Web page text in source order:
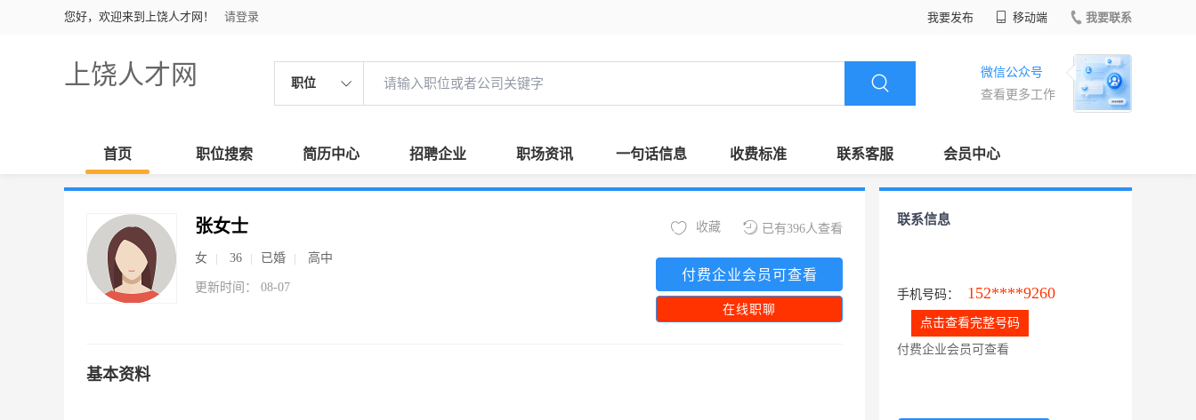
您好，欢迎来到上饶人才网！ 请登录 我要发布 移动端 我要联系
上饶人才网 职位
微信公众号
查看更多工作
首页 职位搜索 简历中心 招聘企业 职场资讯 一句话信息 收费标准 联系客服 会员中心
张女士
女 36 已婚 高中
更新时间： 08-07
已有396人查看
收藏
付费企业会员可查看
在线职聊
基本资料
联系信息
手机号码： 152****9260
点击查看完整号码
付费企业会员可查看